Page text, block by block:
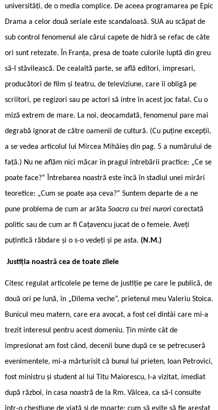
universități, de o media complice. De aceea programarea pe Epic
Drama a celor două seriale este scandaloasă. SUA au scăpat de
sub control fenomenul ale cărui capete de hidră se refac de câte
ori sunt retezate. În Franța, presa de toate culorile luptă din greu
să-l stăvilească. De cealaltă parte, se află editori, impresari,
producători de film și teatru, de televiziune, care îi obligă pe
scriitori, pe regizori sau pe actori să intre în acest joc fatal. Cu o
miză extrem de mare. La noi, deocamdată, fenomenul pare mai
degrabă ignorat de către oamenii de cultură. (Cu puține excepții,
a se vedea articolul lui Mircea Mihăieș din pag. 5 a numărului de
față.) Nu ne aflăm nici măcar în pragul întrebării practice: „Ce se
poate face?“ Întrebarea noastră este încă în stadiul unei mirări
teoretice: „Cum se poate așa ceva?” Suntem departe de a ne
pune problema de cum ar arăta Soacra cu trei nurori corectată
politic sau de cum ar fi Cațavencu jucat de o femeie. Aveți
puțintică răbdare și o s-o vedeți și pe asta. (N.M.)
Justiția noastră cea de toate zilele
Citesc regulat articolele pe teme de justiție pe care le publică, de
două ori pe lună, în „Dilema veche”, prietenul meu Valeriu Stoica.
Bunicul meu matern, care era avocat, a fost cel dintâi care mi-a
trezit interesul pentru acest domeniu. Țin minte cât de
impresionat am fost când, decenii bune după ce se petrecuseră
evenimentele, mi-a mărturisit că bunul lui prieten, Ioan Petrovici,
fost ministru și student al lui Titu Maiorescu, l-a vizitat, imediat
după război, în casa noastră de la Rm. Vâlcea, ca să-l consulte
într-o chestiune de viață și de moarte: cum să evite să fie arestat